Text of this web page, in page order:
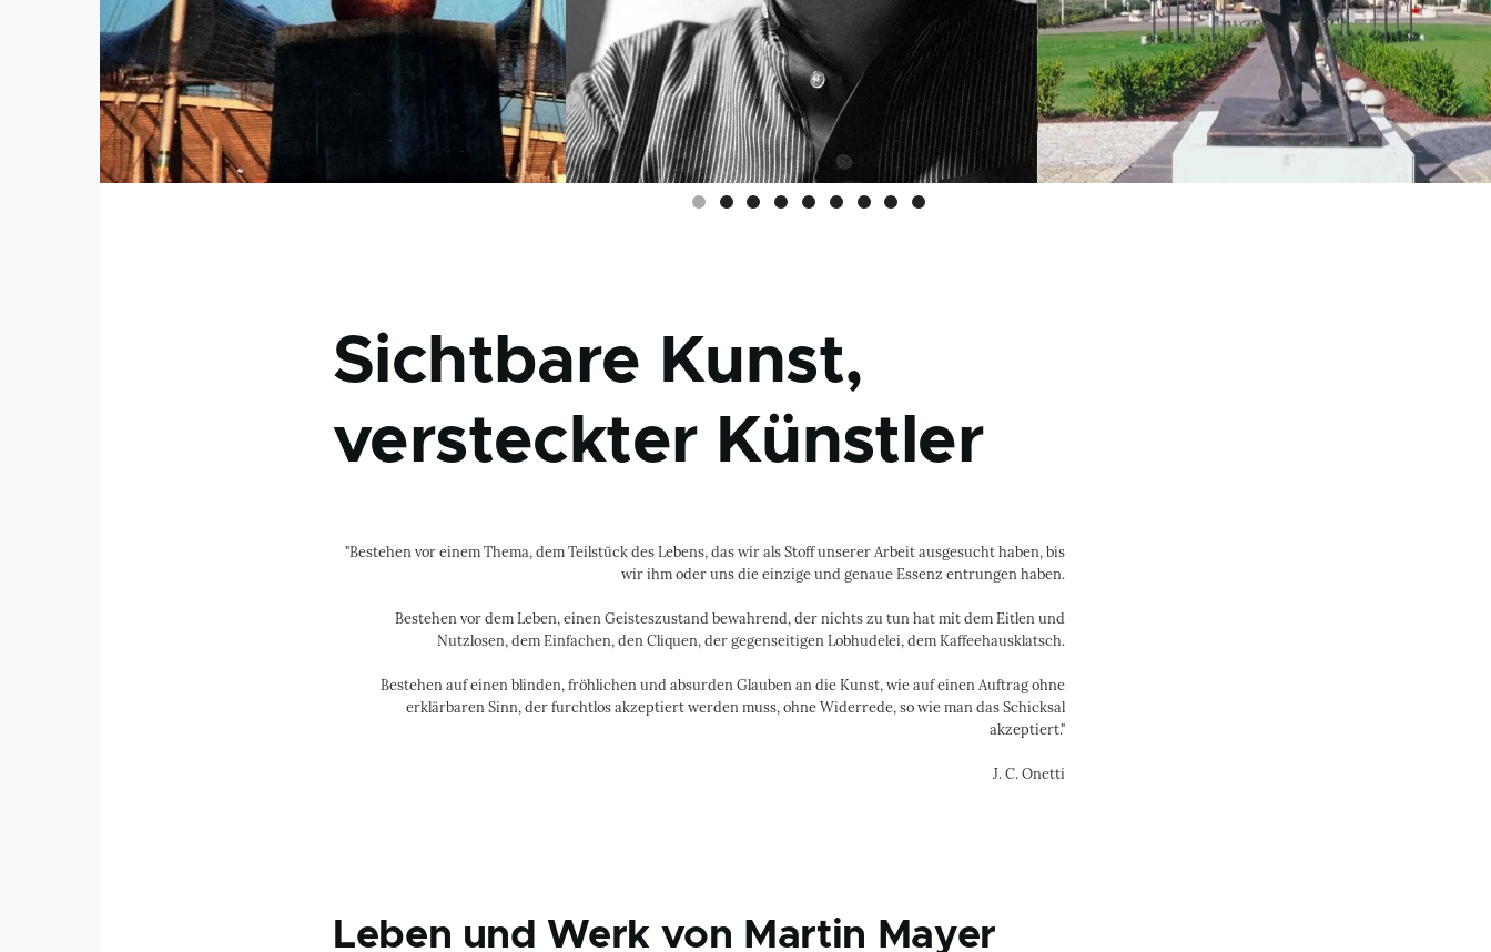
Sichtbare Kunst,
versteckter Künstler
"Bestehen vor einem Thema, dem Teilstück des Lebens, das wir als Stoff unserer Arbeit ausgesucht haben, bis
wir ihm oder uns die einzige und genaue Essenz entrungen haben.
Bestehen vor dem Leben, einen Geisteszustand bewahrend, der nichts zu tun hat mit dem Eitlen und
Nutzlosen, dem Einfachen, den Cliquen, der gegenseitigen Lobhudelei, dem Kaffeehausklatsch.
Bestehen auf einen blinden, fröhlichen und absurden Glauben an die Kunst, wie auf einen Auftrag ohne
erklärbaren Sinn, der furchtlos akzeptiert werden muss, ohne Widerrede, so wie man das Schicksal
akzeptiert."
J. C. Onetti
Leben und Werk von Martin Mayer